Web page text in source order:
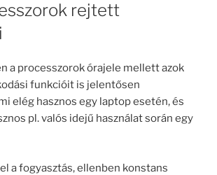
rejtett
a processzorok órajele mellett azok
funkcióit is jelentősen
elég hasznos egy laptop esetén, és
pl. valós idejű használat során egy
a fogyasztás, ellenben konstans